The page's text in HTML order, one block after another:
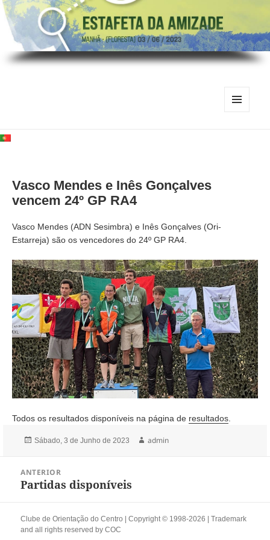
Vasco Mendes e Inês Gonçalves
vencem 24º GP RA4
Vasco Mendes (ADN Sesimbra) e Inês Gonçalves (Ori-
Estarreja) são os vencedores do 24º GP RA4.
Todos os resultados disponíveis na página de resultados.
Publicado
Sábado, 3 de Junho de 2023 Autor
admin
artigos
ANTERIOR
Artigo
Partidas disponíveis
Clube de Orientação do Centro | Copyright © 1998-2026 | Trademark
and all rights reserved byCOC